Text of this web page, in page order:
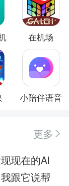
在机场
小陪伴语音
更多
现在的AI
跟它说帮